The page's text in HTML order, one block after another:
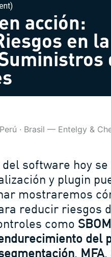
acción:
en la
· Brasil — Entelgy &
software hoy
y plugin
mostraremos
reducir riesgos
como
del
, MFA,